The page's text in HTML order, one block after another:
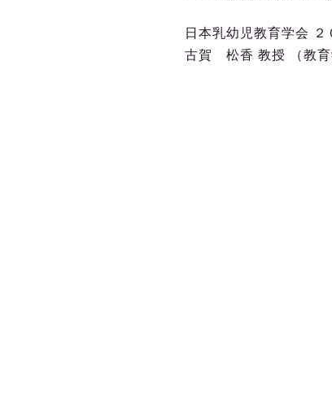
日本乳幼児教育学会 ２
古賀 松香 教授 （教育